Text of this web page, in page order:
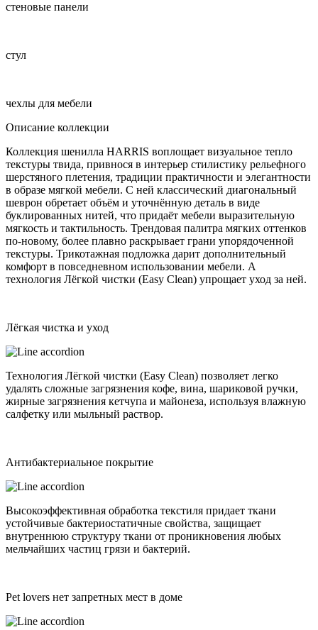
стеновые панели
стул
чехлы для мебели
Описание коллекции
Коллекция шенилла HARRIS воплощает визуальное тепло
текстуры твида, привнося в интерьер стилистику рельефного
шерстяного плетения, традиции практичности и элегантности
в образе мягкой мебели. С ней классический диагональный
шеврон обретает объём и уточнённую деталь в виде
буклированных нитей, что придаёт мебели выразительную
мягкость и тактильность. Трендовая палитра мягких оттенков
по-новому, более плавно раскрывает грани упорядоченной
текстуры. Трикотажная подложка дарит дополнительный
комфорт в повседневном использовании мебели. А
технология Лёгкой чистки (Easy Clean) упрощает уход за ней.
Лёгкая чистка и уход
Технология Лёгкой чистки (Easy Clean) позволяет легко
удалять сложные загрязнения кофе, вина, шариковой ручки,
жирные загрязнения кетчупа и майонеза, используя влажную
салфетку или мыльный раствор.
Антибактериальное покрытие
Высокоэффективная обработка текстиля придает ткани
устойчивые бактериостатичные свойства, защищает
внутреннюю структуру ткани от проникновения любых
мельчайших частиц грязи и бактерий.
Pet lovers нет запретных мест в доме